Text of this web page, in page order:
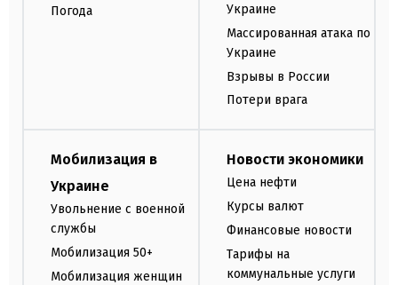
Погода
Украине
Массированная атака по
Украине
Взрывы в России
Потери врага
Мобилизация в
Украине
Увольнение с военной
службы
Мобилизация 50+
Мобилизация женщин
Новости экономики
Цена нефти
Курсы валют
Финансовые новости
Тарифы на
коммунальные услуги